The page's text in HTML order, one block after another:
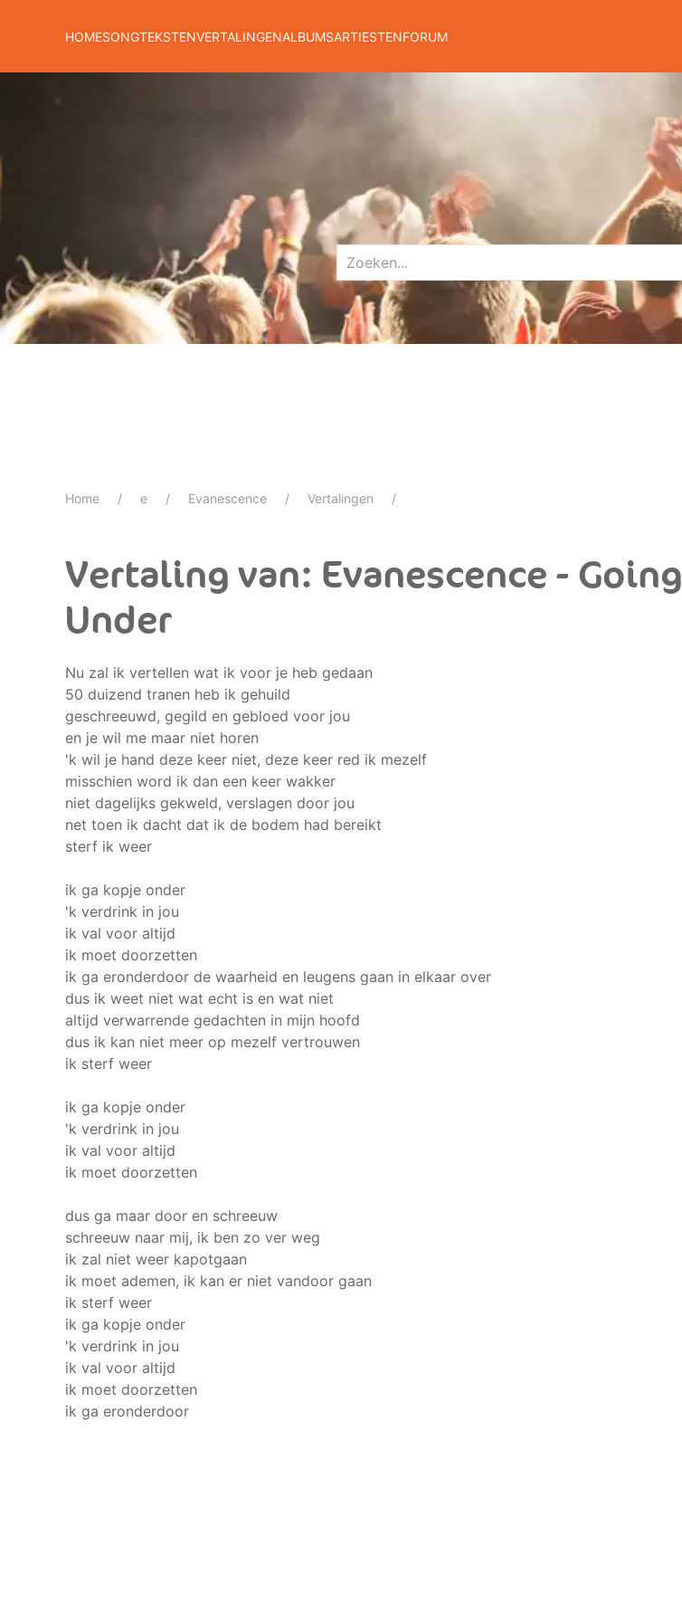
HOMESONGTEKSTENVERTALINGENALBUMSARTIESTENFORUM
Home e Evanescence Vertalingen
Vertaling van: Evanescence - Going
Under
Nu zal ik vertellen wat ik voor je heb gedaan
50 duizend tranen heb ik gehuild
geschreeuwd, gegild en gebloed voor jou
en je wil me maar niet horen
'k wil je hand deze keer niet, deze keer red ik mezelf
misschien word ik dan een keer wakker
niet dagelijks gekweld, verslagen door jou
net toen ik dacht dat ik de bodem had bereikt
sterf ik weer
ik ga kopje onder
'k verdrink in jou
ik val voor altijd
ik moet doorzetten
ik ga eronderdoor de waarheid en leugens gaan in elkaar over
dus ik weet niet wat echt is en wat niet
altijd verwarrende gedachten in mijn hoofd
dus ik kan niet meer op mezelf vertrouwen
ik sterf weer
ik ga kopje onder
'k verdrink in jou
ik val voor altijd
ik moet doorzetten
dus ga maar door en schreeuw
schreeuw naar mij, ik ben zo ver weg
ik zal niet weer kapotgaan
ik moet ademen, ik kan er niet vandoor gaan
ik sterf weer
ik ga kopje onder
'k verdrink in jou
ik val voor altijd
ik moet doorzetten
ik ga eronderdoor